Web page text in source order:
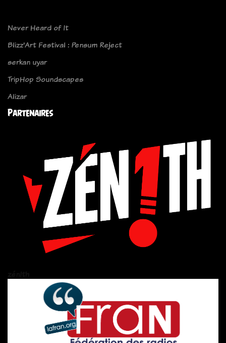
Never Heard of It
Blizz'Art Festival : Pensum Reject
serkan uyar
TripHop Soundscapes
Alizar
Partenaires